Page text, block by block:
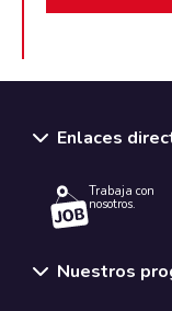
Enlaces
Trabaja con
nosotros.
Nuestros